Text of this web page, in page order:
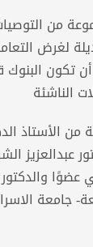
من
لغرض
تكون
الناشئة
من الأستاذ
عبدالعزيز
عضوًا
جامعة